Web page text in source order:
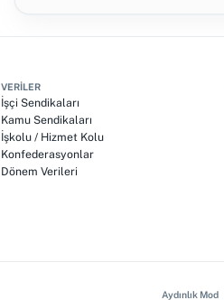
VERILER
İşçi Sendikaları
Kamu Sendikaları
İşkolu / Hizmet Kolu
Konfederasyonlar
Dönem Verileri
Aydınlık Mod